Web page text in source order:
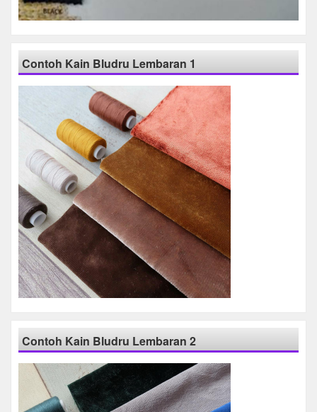
Contoh Kain Bludru Lembaran 1
Contoh Kain Bludru Lembaran 2